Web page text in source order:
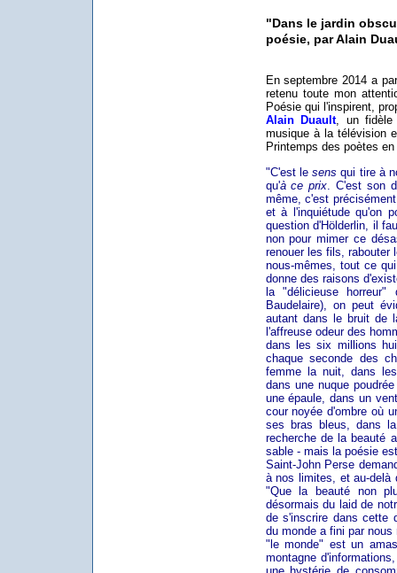
"Dans le jardin
poésie, par Alain
En septembre 2014 a
retenu toute mon
Poésie qui l'inspirent,
Alain Duault, un fidèle
musique à la télévision
Printemps des poètes
"C'est lesens qui tire à
qu'à ce prix. C'est son
même, c'est
et à l'inquiétude qu'on
question d'Hölderlin, il
non pour mimer ce
renouer les fils, rabouter
nous-mêmes, tout ce
donne des raisons
la "délicieuse horreur"
Baudelaire), on peut
autant dans le bruit de
l'affreuse odeur des
dans les six millions
chaque seconde des
femme la nuit, dans
dans une nuque
une épaule, dans un
cour noyée d'ombre où
ses bras bleus, dans
recherche de la beauté
sable - mais la poésie
Saint-John Perse
à nos limites, et au-delà
"Que la beauté non
désormais du laid de
de s'inscrire dans cette
du monde a fini par
"le monde" est un
montagne